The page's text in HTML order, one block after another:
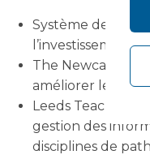
Système de
l’investissement
The Newcastle
améliorer les
Leeds Teaching
gestion des
disciplines de